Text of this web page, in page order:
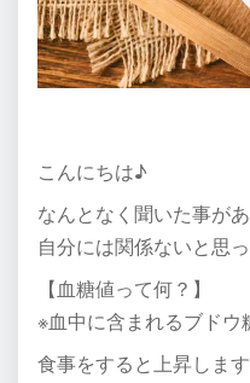
こんにちは♪
なんとなく聞いた事があ
自分には関係ないと思
【血糖値って何？】
※血中に含まれるブドウ
食事をすると上昇しま